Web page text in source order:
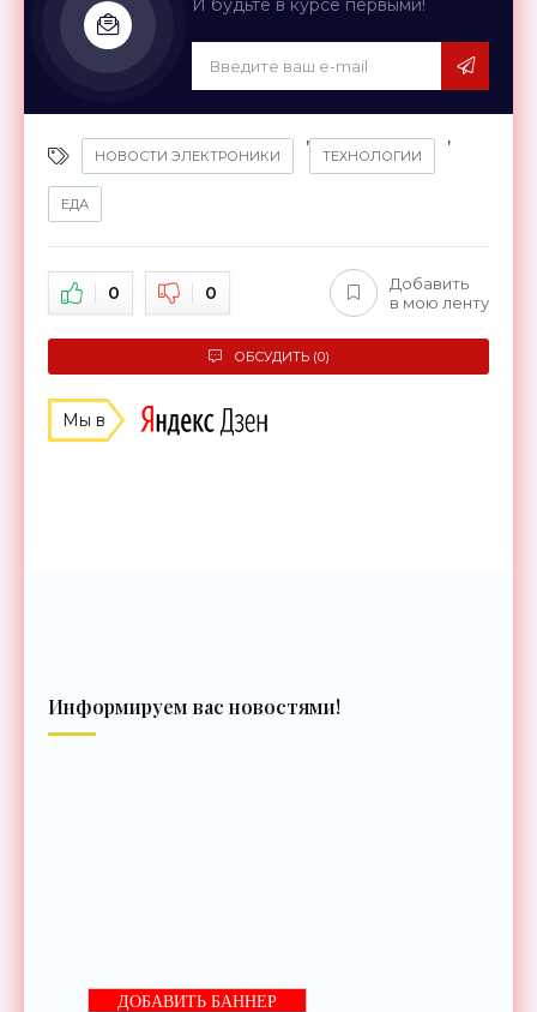
И будьте в курсе первыми!
НОВОСТИ ЭЛЕКТРОНИКИ
,
ТЕХНОЛОГИИ
,
ЕДА
0 0
Добавить
в мою ленту
ОБСУДИТЬ (0)
Мы в
Информируем вас новостями!
ДОБАВИТЬ БАННЕР